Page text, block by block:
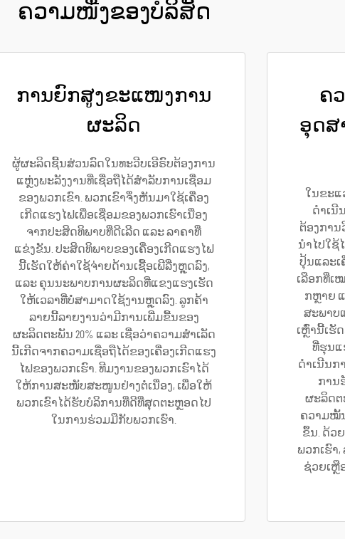
ຄວາມໜື່ງຂອງບໍລິສັດ
ການຍົກສູງຂະແໜງການ
ຜະລິດ
ຜູ້ຜະລິດຊີ້ນສ່ວນລົດໃນທະວີບເອີຣົບຕ້ອງການ
ແຫຼ່ງພະລັງງານທີ່ເຊື່ອຖືໄດ້ສຳລັບການເຊື່ອມ
ຂອງພວກເຂົາ. ພວກເຂົາຈຶ່ງຫັນມາໃຊ້ເຄື່ອງ
ເກີດແຮງໄຟເພື່ອເຊື່ອມຂອງພວກເຮົາເນື່ອງ
ຈາກປະສິດທິພາບທີ່ດີເລີດ ແລະ ລາຄາທີ່
ແຂ່ງຂັນ. ປະສິດທິພາບຂອງເຄື່ອງເກີດແຮງໄຟ
ນີ້ເຮັດໃຫ້ຄ່າໃຊ້ຈ່າຍດ້ານເຊື້ອເພີລີ່ງຫຼຸດລົງ,
ແລະ ຄຸນນະພາບການຜະລິດທີ່ແຂງແຮງເຮັດ
ໃຫ້ເວລາທີ່ບໍ່ສາມາດໃຊ້ງານຫຼຸດລົງ. ລູກຄ້າ
ລາຍນີ້ລາຍງານວ່າມີການເພີ່ມຂື້ນຂອງ
ຜະລິດຕະພັນ 20% ແລະ ເຊື່ອວ່າຄວາມສຳເລັດ
ນີ້ເກີດຈາກຄວາມເຊື່ອຖືໄດ້ຂອງເຄື່ອງເກີດແຮງ
ໄຟຂອງພວກເຮົາ. ທີມງານຂອງພວກເຮົາໄດ້
ໃຫ້ການສະໜັບສະໜູນຢ່າງຕໍ່ເນື່ອງ, ເພື່ອໃຫ້
ພວກເຂົາໄດ້ຮັບບໍລິການທີ່ດີທີ່ສຸດຕະຫຼອດໄປ
ໃນການຮ່ວມມືກັບພວກເຮົາ.
ຄ
ອຸດສ
ໃນຂະແ
ດຳເນີ
ຕ້ອງກາ
ນຳໄປໃຊ້
ປຸ້ນແລະເ
ເລືອກທີ່ເ
ກຫຼາຍ
ສະພາບ
ເຫຼົ່ານີ້ເຮັ
ທີ່ຮຸນແ
ດຳເນີນກ
ການ
ຜະລິດຕ
ຄວາມໝັ້
ຂຶ້ນ. ດ້ວ
ພວກເຮົາ
ຊ່ວຍເຫຼື